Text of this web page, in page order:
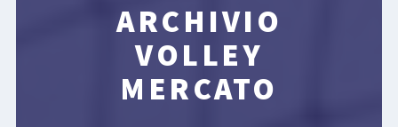
ARCHIVIO
VOLLEY
MERCATO